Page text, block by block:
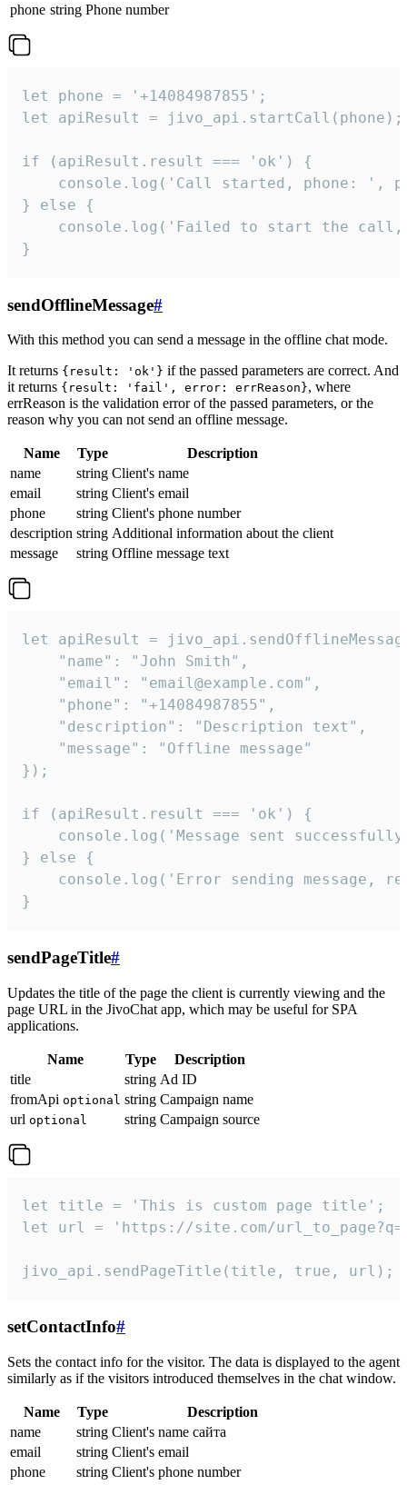
phone string Phone number
let phone = '+14084987855';
let apiResult = jivo_api.startCall(phone);
if (apiResult.result === 'ok') {
console.log('Call started, phone: ',
} else {
console.log('Failed to start the
}
sendOfflineMessage#
With this method you can send a message in the offline chat mode.
It returns {result: 'ok'} if the passed parameters are correct. And
it returns {result: 'fail', error: errReason}, where
errReason is the validation error of the passed parameters, or the
reason why you can not send an offline message.
Name Type
Description
name
string Client's name
email
string Client's email
phone
string Client's phone number
description string Additional information about the client
message
string Offline message text
let apiResult =
    "name": "John Smith",
    "email": "email@example.com",
    "phone": "+14084987855",
    "description": "Description text",
    "message": "Offline message"
});
if (apiResult.result === 'ok') {
console.log('Message sent
} else {
console.log('Error sending message,
}
sendPageTitle#
Updates the title of the page the client is currently viewing and the
page URL in the JivoChat app, which may be useful for SPA
applications.
Name Type
Description
title
string Ad ID
fromApi optional string Campaign name
url optional string Campaign source
let title = 'This is custom page title';
let url = 'https://site.com/
jivo_api.sendPageTitle(title, true, url);
setContactInfo#
Sets the contact info for the visitor. The data is displayed to the agent
similarly as if the visitors introduced themselves in the chat window.
Name Type
Description
name
string Client's name сайта
email
string Client's email
phone
string Client's phone number